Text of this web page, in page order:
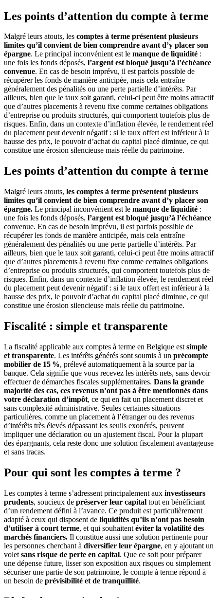
Les points d’attention du compte à terme
Malgré leurs atouts, les comptes à terme présentent plusieurs
limites qu’il convient de bien comprendre avant d’y placer son
épargne. Le principal inconvénient est le manque de liquidité :
une fois les fonds déposés, l’argent est bloqué jusqu’à l’échéance
convenue. En cas de besoin imprévu, il est parfois possible de
récupérer les fonds de manière anticipée, mais cela entraîne
généralement des pénalités ou une perte partielle d’intérêts. Par
ailleurs, bien que le taux soit garanti, celui-ci peut être moins attractif
que d’autres placements à revenu fixe comme certaines obligations
d’entreprise ou produits structurés, qui comportent toutefois plus de
risques. Enfin, dans un contexte d’inflation élevée, le rendement réel
du placement peut devenir négatif : si le taux offert est inférieur à la
hausse des prix, le pouvoir d’achat du capital placé diminue, ce qui
constitue une érosion silencieuse mais réelle du patrimoine.
Les points d’attention du compte à terme
Malgré leurs atouts, les comptes à terme présentent plusieurs
limites qu’il convient de bien comprendre avant d’y placer son
épargne. Le principal inconvénient est le manque de liquidité :
une fois les fonds déposés, l’argent est bloqué jusqu’à l’échéance
convenue. En cas de besoin imprévu, il est parfois possible de
récupérer les fonds de manière anticipée, mais cela entraîne
généralement des pénalités ou une perte partielle d’intérêts. Par
ailleurs, bien que le taux soit garanti, celui-ci peut être moins attractif
que d’autres placements à revenu fixe comme certaines obligations
d’entreprise ou produits structurés, qui comportent toutefois plus de
risques. Enfin, dans un contexte d’inflation élevée, le rendement réel
du placement peut devenir négatif : si le taux offert est inférieur à la
hausse des prix, le pouvoir d’achat du capital placé diminue, ce qui
constitue une érosion silencieuse mais réelle du patrimoine.
Fiscalité : simple et transparente
La fiscalité applicable aux comptes à terme en Belgique est simple
et transparente. Les intérêts générés sont soumis à un précompte
mobilier de 15 %, prélevé automatiquement à la source par la
banque. Cela signifie que vous recevez les intérêts nets, sans devoir
effectuer de démarches fiscales supplémentaires. Dans la grande
majorité des cas, ces revenus n’ont pas à être mentionnés dans
votre déclaration d’impôt, ce qui en fait un placement discret et
sans complexité administrative. Seules certaines situations
particulières, comme un placement à l’étranger ou des revenus
d’intérêts très élevés dépassant les seuils exonérés, peuvent
impliquer une déclaration ou un ajustement fiscal. Pour la plupart
des épargnants, cela reste donc une solution fiscalement avantageuse
et sans tracas.
Pour qui sont les comptes à terme ?
Les comptes à terme s’adressent principalement aux investisseurs
prudents, soucieux de préserver leur capital tout en bénéficiant
d’un rendement défini à l’avance. Ce produit est particulièrement
adapté à ceux qui disposent de liquidités qu’ils n’ont pas besoin
d’utiliser à court terme, et qui souhaitent éviter la volatilité des
marchés financiers. Il constitue aussi une solution pertinente pour
les personnes cherchant à diversifier leur épargne, en y ajoutant un
volet sans risque de perte en capital. Que ce soit pour préparer
une dépense future, lisser son exposition aux risques ou simplement
sécuriser une partie de son patrimoine, le compte à terme répond à
un besoin de prévisibilité et de tranquillité.